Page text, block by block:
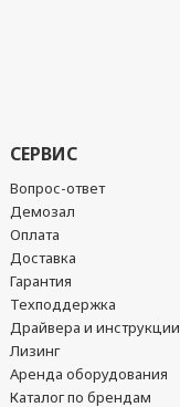
СЕРВИС
Вопрос-ответ
Демозал
Оплата
Доставка
Гарантия
Техподдержка
Драйвера и инструкции
Лизинг
Аренда оборудования
Каталог по брендам